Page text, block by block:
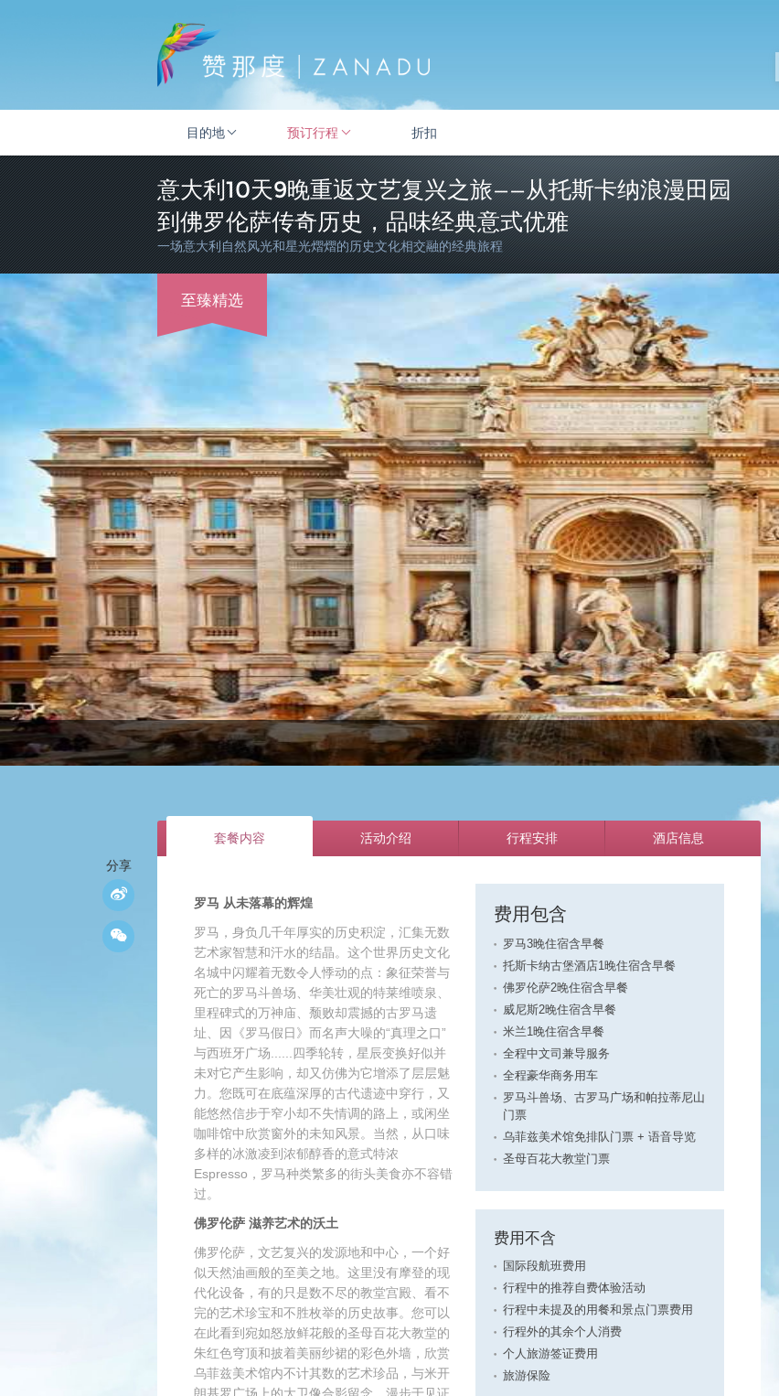
目的地 预订行程 折扣
意大利10天9晚重返文艺复兴之旅——从托斯卡纳浪漫田园
到佛罗伦萨传奇历史，品味经典意式优雅
一场意大利自然风光和星光熠熠的历史文化相交融的经典旅程
至臻精选
分享
套餐内容 活动介绍 行程安排 酒店信息
费用包含
罗马3晚住宿含早餐
托斯卡纳古堡酒店1晚住宿含早餐
佛罗伦萨2晚住宿含早餐
威尼斯2晚住宿含早餐
米兰1晚住宿含早餐
全程中文司兼导服务
全程豪华商务用车
罗马斗兽场、古罗马广场和帕拉蒂尼山
门票
乌菲兹美术馆免排队门票 + 语音导览
圣母百花大教堂门票
费用不含
国际段航班费用
行程中的推荐自费体验活动
行程中未提及的用餐和景点门票费用
行程外的其余个人消费
个人旅游签证费用
旅游保险
罗马 从未落幕的辉煌
罗马，身负几千年厚实的历史积淀，汇集无数
艺术家智慧和汗水的结晶。这个世界历史文化
名城中闪耀着无数令人悸动的点：象征荣誉与
死亡的罗马斗兽场、华美壮观的特莱维喷泉、
里程碑式的万神庙、颓败却震撼的古罗马遗
址、因《罗马假日》而名声大噪的“真理之口”
与西班牙广场......四季轮转，星辰变换好似并
未对它产生影响，却又仿佛为它增添了层层魅
力。您既可在底蕴深厚的古代遗迹中穿行，又
能悠然信步于窄小却不失情调的路上，或闲坐
咖啡馆中欣赏窗外的未知风景。当然，从口味
多样的冰激凌到浓郁醇香的意式特浓
Espresso，罗马种类繁多的街头美食亦不容错
过。
佛罗伦萨 滋养艺术的沃土
佛罗伦萨，文艺复兴的发源地和中心，一个好
似天然油画般的至美之地。这里没有摩登的现
代化设备，有的只是数不尽的教堂宫殿、看不
完的艺术珍宝和不胜枚举的历史故事。您可以
在此看到宛如怒放鲜花般的圣母百花大教堂的
朱红色穹顶和披着美丽纱裙的彩色外墙，欣赏
乌菲兹美术馆内不计其数的艺术珍品，与米开